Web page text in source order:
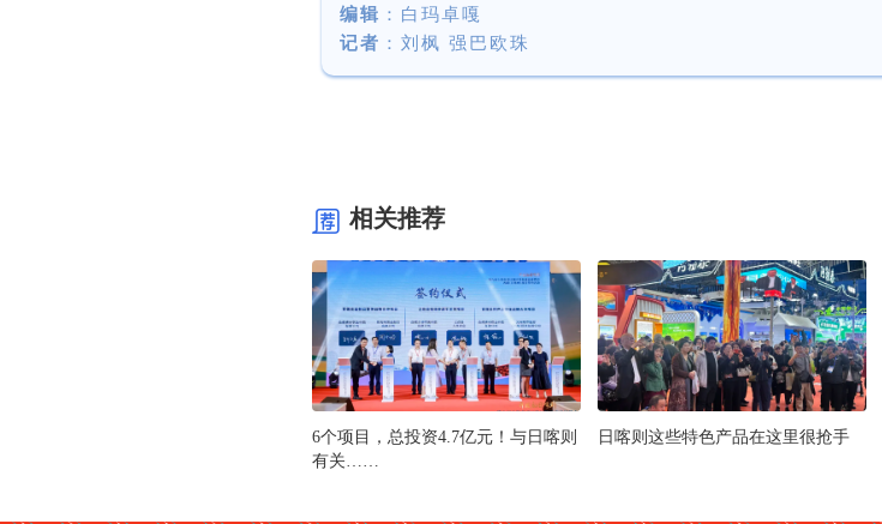
编辑 ：白玛卓嘎
记者 ：刘枫 强巴欧珠
相关推荐
6个项目，总投资4.7亿元！与日喀则
有关……
日喀则这些特色产品在这里很抢手